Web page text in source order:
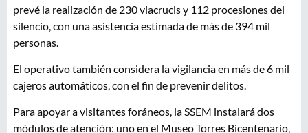
prevé la realización de 230 viacrucis y 112 procesiones del
silencio, con una asistencia estimada de más de 394 mil
personas.
El operativo también considera la vigilancia en más de 6 mil
cajeros automáticos, con el fin de prevenir delitos.
Para apoyar a visitantes foráneos, la SSEM instalará dos
módulos de atención: uno en el Museo Torres Bicentenario,